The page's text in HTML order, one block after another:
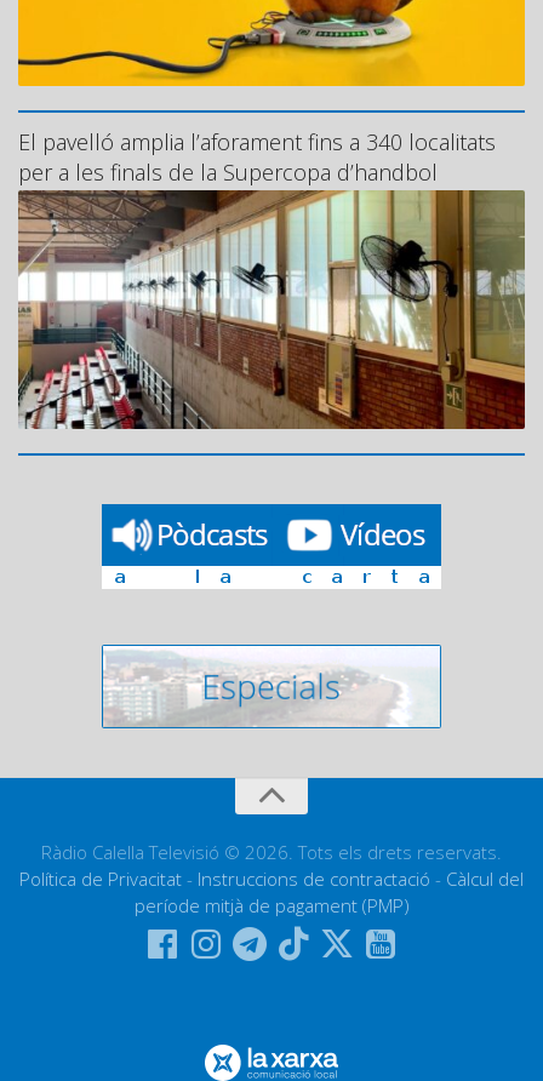
El pavelló amplia l’aforament fins a 340 localitats
per a les finals de la Supercopa d’handbol
Ràdio Calella Televisió © 2026. Tots els drets reservats.
Política de Privacitat - Instruccions de contractació - Càlcul del
període mitjà de pagament (PMP)